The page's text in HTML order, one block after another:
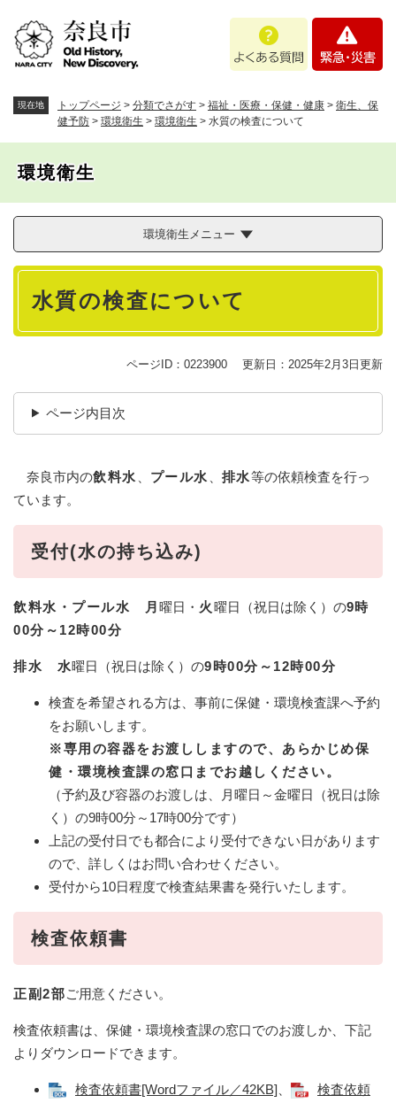
あ
問
・
現在地 トップページ > 分類でさがす > 福祉・医療・保健・健康 > 衛生、保
健予防 > 環境衛生 > 環境衛生 > 水質の検査について
環境衛生
環境衛生メニュー
本
水質の検査について
ページID：0223900 更新日：2025年2月3日更新
ページ内目次
奈良市内の飲料水 プール水 排水等の依頼検査を行っ
ています。
受付(水の持ち込み)
飲料水・プール水 月 曜日・ 火曜日（祝日は除く）の9時
00分～12時00分
排水 水曜日（祝日は除く）の9時00分～12時00分
検査を希望される方は、事前に保健・環境検査課へ予約
をお願いします。
※専用の容器をお渡ししますので、あらかじめ保
健・環境検査課の窓口までお越しください。
（予約及び容器のお渡しは、月曜日～金曜日（祝日は除
く）の9時00分～17時00分です）
上記の受付日でも都合により受付できない日があります
ので、詳しくはお問い合わせください。
受付から10日程度で検査結果書を発行いたします。
検査依頼書
正副2部ご用意ください。
検査依頼書は、保健・環境検査課の窓口でのお渡しか、下記
よりダウンロードできます。
検査依頼書[Wordファイル／42KB]
検査依頼